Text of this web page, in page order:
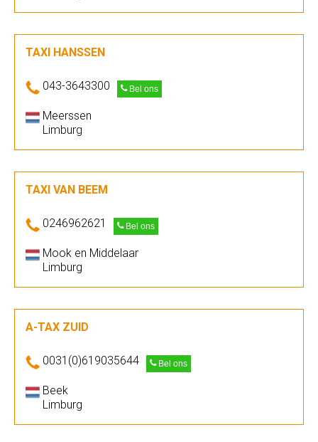
TAXI HANSSEN
043-3643300 Bel ons
Meerssen
Limburg
TAXI VAN BEEM
0246962621 Bel ons
Mook en Middelaar
Limburg
A-TAX ZUID
0031(0)619035644 Bel ons
Beek
Limburg